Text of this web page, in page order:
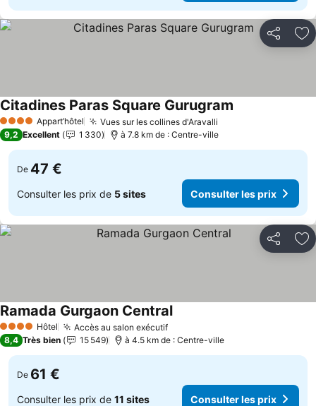
Partager
4 Étoiles Appart’hôtel Vues sur les collines d'Aravalli
Citadines Paras Square Gurugram
9,2 Excellent 1 330 à 7.8 km de : Centre-ville
De 47 €
Consulter les prix de 5 sites Consulter les prix
Partager
4 Étoiles Hôtel Accès au salon exécutif
Ramada Gurgaon Central
8,4 Très bien 15 549 à 4.5 km de : Centre-ville
De 61 €
Consulter les prix de 11 sites Consulter les prix